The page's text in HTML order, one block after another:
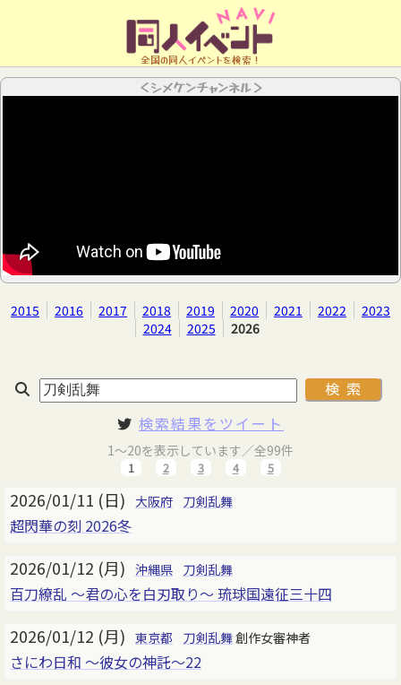
全国の同人イベントを検索！
＜シメケンチャンネル＞
2015 2016 2017 2018 2019 2020 2021 2022
2023
2024
2025 2026
検索結果をツイート
1～20を表示しています／全99件
1 2 3 4 5
2026/01/11 (日) 大阪府 刀剣乱舞
超閃華の刻 2026冬
2026/01/12 (月) 沖縄県 刀剣乱舞
百刀繚乱 ～君の心を白刃取り～ 琉球国遠征三十四
2026/01/12 (月) 東京都 刀剣乱舞創作女審神者
さにわ日和 ～彼女の神託～22